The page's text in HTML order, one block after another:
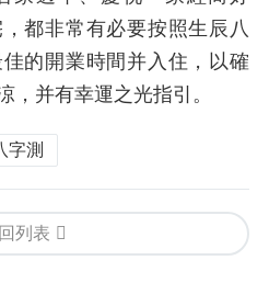
都非常有必要按照生辰八
的開業時間并入住，以確
，并有幸運之光指引。
字測
列表